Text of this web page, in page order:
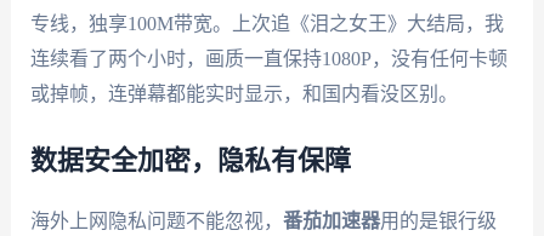
专线，独享100M带宽。上次追《泪之女王》大结局，我
连续看了两个小时，画质一直保持1080P，没有任何卡顿
或掉帧，连弹幕都能实时显示，和国内看没区别。
数据安全加密，隐私有保障
海外上网隐私问题不能忽视， 番茄加速器用的是银行级